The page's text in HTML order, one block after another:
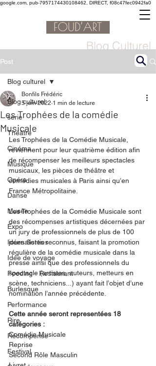
google.com, pub-7957174430108462, DIRECT, f08c47fec0942fa0
Blog Culturel
Post
Blog culturel
serie
Théâtre
Cinéma
Musique
Opéra
Danse
Musée
Expo
Idées Sorties
Idée de voyage
Fooding - Restaurant
Burlesque
Performance
Rire
Récompense
Festival
Blog culturel
Les Trophées de la comédie
Musicale
Bonfils Frédéric
5 juin 2022 1 min de lecture
Les Trophées de la Comédie Musicale,
reviennent pour leur quatrième édition afin
de récompenser les meilleurs spectacles
musicaux, les pièces de théâtre et
comédies musicales à Paris ainsi qu’en
France Métropolitaine.
Les Trophées de la Comédie Musicale sont
des récompenses artistiques décernées par
un jury de professionnels de plus de 100
journalistes reconnus, faisant la promotion
régulière de la comédie musicale dans la
presse ainsi que des professionnels du
spectacle (artistes, auteurs, metteurs en
scène, techniciens...) ayant fait l’objet d’une
nomination l’année précédente.
Cette année seront representées 18
catégories :
Comédie Musicale
Reprise
Second Rôle Masculin